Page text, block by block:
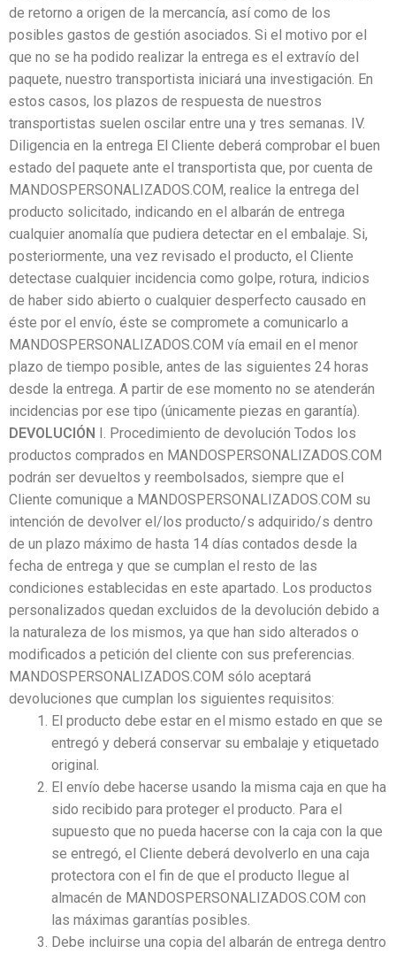
de retorno a origen de la mercancía, así como de los
posibles gastos de gestión asociados. Si el motivo por el
que no se ha podido realizar la entrega es el extravío del
paquete, nuestro transportista iniciará una investigación. En
estos casos, los plazos de respuesta de nuestros
transportistas suelen oscilar entre una y tres semanas. IV.
Diligencia en la entrega El Cliente deberá comprobar el buen
estado del paquete ante el transportista que, por cuenta de
MANDOSPERSONALIZADOS.COM, realice la entrega del
producto solicitado, indicando en el albarán de entrega
cualquier anomalía que pudiera detectar en el embalaje. Si,
posteriormente, una vez revisado el producto, el Cliente
detectase cualquier incidencia como golpe, rotura, indicios
de haber sido abierto o cualquier desperfecto causado en
éste por el envío, éste se compromete a comunicarlo a
MANDOSPERSONALIZADOS.COM vía email en el menor
plazo de tiempo posible, antes de las siguientes 24 horas
desde la entrega. A partir de ese momento no se atenderán
incidencias por ese tipo (únicamente piezas en garantía).
DEVOLUCIÓN I. Procedimiento de devolución Todos los
productos comprados en MANDOSPERSONALIZADOS.COM
podrán ser devueltos y reembolsados, siempre que el
Cliente comunique a MANDOSPERSONALIZADOS.COM su
intención de devolver el/los producto/s adquirido/s dentro
de un plazo máximo de hasta 14 días contados desde la
fecha de entrega y que se cumplan el resto de las
condiciones establecidas en este apartado. Los productos
personalizados quedan excluidos de la devolución debido a
la naturaleza de los mismos, ya que han sido alterados o
modificados a petición del cliente con sus preferencias.
MANDOSPERSONALIZADOS.COM sólo aceptará
devoluciones que cumplan los siguientes requisitos:
El producto debe estar en el mismo estado en que se
entregó y deberá conservar su embalaje y etiquetado
original.
El envío debe hacerse usando la misma caja en que ha
sido recibido para proteger el producto. Para el
supuesto que no pueda hacerse con la caja con la que
se entregó, el Cliente deberá devolverlo en una caja
protectora con el fin de que el producto llegue al
almacén de MANDOSPERSONALIZADOS.COM con
las máximas garantías posibles.
Debe incluirse una copia del albarán de entrega dentro